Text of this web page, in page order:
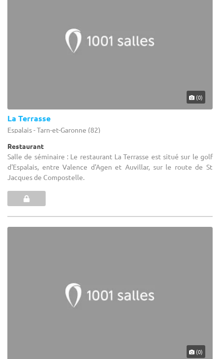
(0)
La Terrasse
Espalais - Tarn-et-Garonne (82)
Restaurant
Salle de séminaire : Le restaurant La Terrasse est situé sur le golf
d'Espalais, entre Valence d'Agen et Auvillar, sur le route de St
Jacques de Compostelle.
(0)